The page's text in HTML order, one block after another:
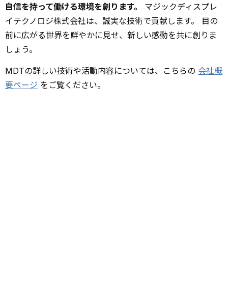
自信を持って働ける環境を創ります。
マジックディスプレ
イテクノロジ株式会社は、誠実な技術で貢献します。 目の
前に広がる世界を鮮やかに見せ、新しい感動を共に創りま
しょう。
MDTの詳しい技術や活動内容については、こちらの 会社概
要ページ をご覧ください。